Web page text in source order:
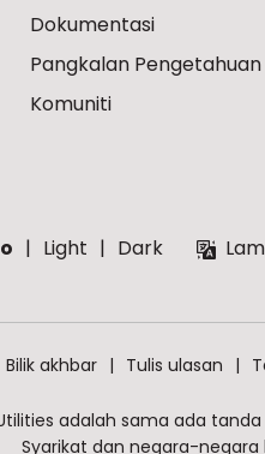
Dokumentasi
Pangkalan Pengetahuan
Komuniti
Light Dark
Bilik akhbar Tulis ulasan
adalah sama ada
Syarikat dan negara-negara